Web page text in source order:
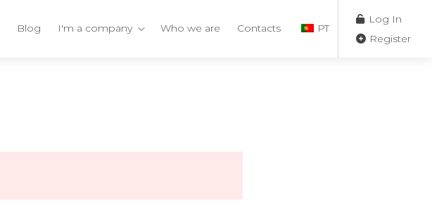
Blog I'm a company Who we are Contacts PT
Log In
Register